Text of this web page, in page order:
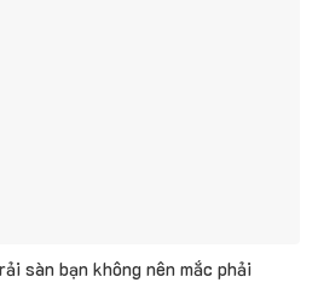
sàn bạn không nên mắc phải